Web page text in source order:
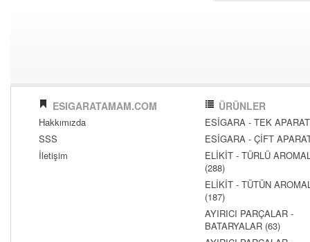
ESIGARATAMAM.COM
Hakkımızda
SSS
İletişim
ÜRÜNLER
ESİGARA - TEK
ESİGARA - ÇİFT
ELİKİT - TÜRLÜ
(288)
ELİKİT - TÜTÜN
(187)
AYIRICI PARÇALAR -
BATARYALAR (63)